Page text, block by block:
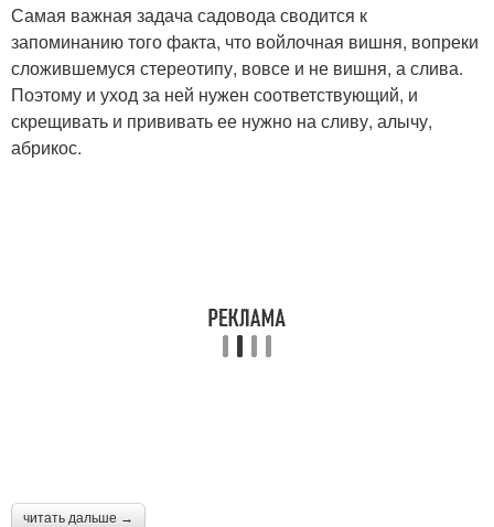
Самая важная задача садовода сводится к
запоминанию того факта, что войлочная вишня, вопреки
сложившемуся стереотипу, вовсе и не вишня, а слива.
Поэтому и уход за ней нужен соответствующий, и
скрещивать и прививать ее нужно на сливу, алычу,
абрикос.
читать дальше →